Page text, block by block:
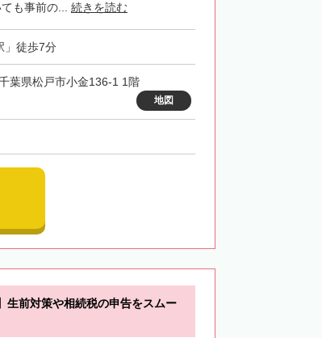
も事前の... 続きを読む
」徒歩7分
葉県松戸市小金136-1 1階
地図
生前対策や相続税の申告をスムー